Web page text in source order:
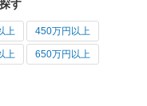
す
上 450万円以上
上 650万円以上